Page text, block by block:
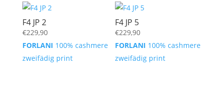
F4 JP 2
€229,90
FORLANI 100% cashmere
zweifädig print
F4 JP 5
€229,90
FORLANI 100% cashmere
zweifädig print